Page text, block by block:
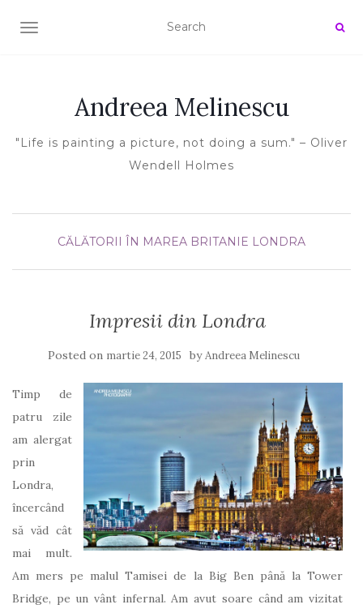
TOGGLE NAVIGATION
Andreea Melinescu
"Life is painting a picture, not doing a sum." – Oliver
Wendell Holmes
CĂLĂTORII ÎN MAREA BRITANIE LONDRA
Impresii din Londra
Posted on martie 24, 2015 byAndreea Melinescu
Timp de
patru zile
am alergat
prin
Londra,
încercând
să văd cât
mai mult.
Am mers pe malul Tamisei de la Big Ben până la Tower
Bridge, pe un vânt infernal. Am avut soare când am vizitat